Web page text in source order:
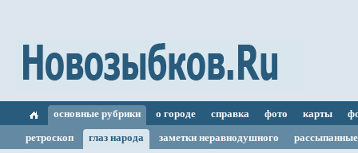
основные рубрики о городе справка фото карты
ретроскоп
глаз народа заметки неравнодушного